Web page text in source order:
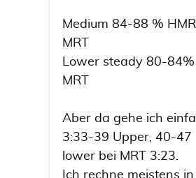
Medium 84-88 %
MRT
Lower steady 80-
MRT
Aber da gehe ich
3:33-39 Upper, 40-47
lower bei MRT 3:23.
Ich rechne meistens in